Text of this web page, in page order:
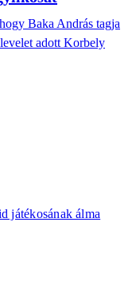
Baka András tagja
adott Korbely
játékosának álma